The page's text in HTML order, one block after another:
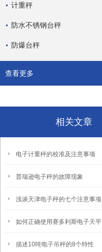
计重秤
防水不锈钢台秤
防爆台秤
查看更多
相关文章
电子计重秤的校准及注意事项
普瑞逊电子秤的故障现象
浅谈天津电子秤的七个注意事项
如何正确使用赛多利斯电子天平
描述10吨电子吊秤的8个特性